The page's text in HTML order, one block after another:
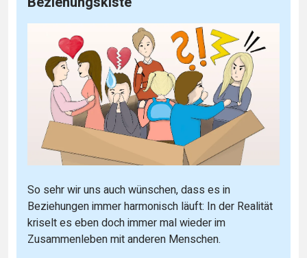
So sehr wir uns auch wünschen, dass es in
Beziehungen immer harmonisch läuft: In der Realität
kriselt es eben doch immer mal wieder im
Zusammenleben mit anderen Menschen.